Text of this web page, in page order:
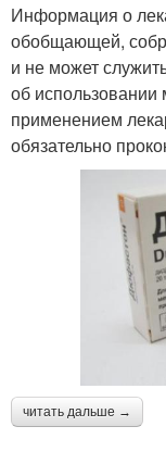
Информация о
обобщающей,
и не может
об использовании
применением
обязательно
читать дальше →